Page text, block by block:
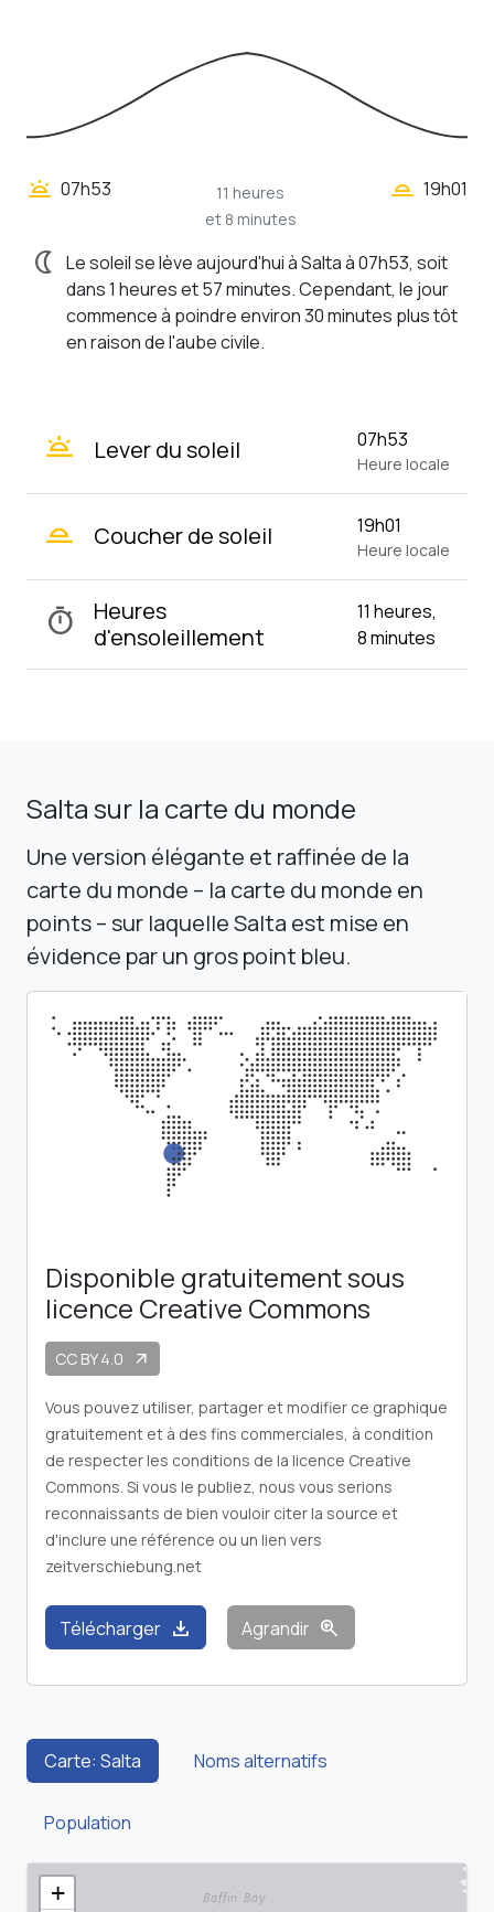
wb_twilight 07h53
11 heures
et 8 minutes
wb_twilight_2 19h01
nightlight Le soleil se lève aujourd'hui à Salta à 07h53, soit
dans 1 heures et 57 minutes. Cependant, le jour
commence à poindre environ 30 minutes plus tôt
en raison de l'aube civile.
wb_twilight Lever du soleil 07h53
Heure locale
wb_twilight_2 Coucher de soleil 19h01
Heure locale
timer
Heures
d'ensoleillement
11 heures,
8 minutes
Salta sur la carte du monde
Une version élégante et raffinée de la
carte du monde – la carte du monde en
points – sur laquelle Salta est mise en
évidence par un gros point bleu.
Disponible gratuitement sous
licence Creative Commons
CC BY 4.0 arrow_outward
Vous pouvez utiliser, partager et modifier ce graphique
gratuitement et à des fins commerciales, à condition
de respecter les conditions de la licence Creative
Commons. Si vous le publiez, nous vous serions
reconnaissants de bien vouloir citer la source et
d'inclure une référence ou un lien vers
zeitverschiebung.net
Télécharger download Agrandir zoom_in
Carte: Salta Noms alternatifs
Population
+